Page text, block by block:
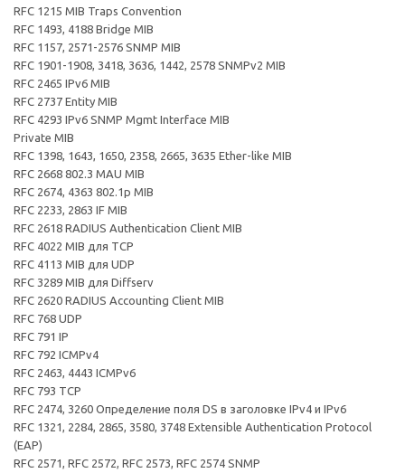
RFC 1215 MIB Traps Convention
RFC 1493, 4188 Bridge MIB
RFC 1157, 2571-2576 SNMP MIB
RFC 1901-1908, 3418, 3636, 1442, 2578 SNMPv2 MIB
RFC 2465 IPv6 MIB
RFC 2737 Entity MIB
RFC 4293 IPv6 SNMP Mgmt Interface MIB
Private MIB
RFC 1398, 1643, 1650, 2358, 2665, 3635 Ether-like MIB
RFC 2668 802.3 MAU MIB
RFC 2674, 4363 802.1p MIB
RFC 2233, 2863 IF MIB
RFC 2618 RADIUS Authentication Client MIB
RFC 4022 MIB для TCP
RFC 4113 MIB для UDP
RFC 3289 MIB для Diffserv
RFC 2620 RADIUS Accounting Client MIB
RFC 768 UDP
RFC 791 IP
RFC 792 ICMPv4
RFC 2463, 4443 ICMPv6
RFC 793 TCP
RFC 2474, 3260 Определение поля DS в заголовке IPv4 и IPv6
RFC 1321, 2284, 2865, 3580, 3748 Extensible Authentication Protocol
(EAP)
RFC 2571, RFC 2572, RFC 2573, RFC 2574 SNMP